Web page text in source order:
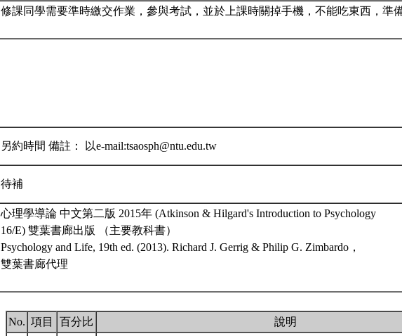
修課同學需要準時繳交作業，參與考試，並於上課時關掉手機，不能吃東西，準
另約時間 備註： 以e-mail:tsaosph@ntu.edu.tw
待補
心理學導論 中文第二版 2015年 (Atkinson & Hilgard's Introduction to Psychology
16/E) 雙葉書廊出版 （主要教科書）
Psychology and Life, 19th ed. (2013). Richard J. Gerrig & Philip G. Zimbardo，
雙葉書廊代理
No. 項目 百分比 說明